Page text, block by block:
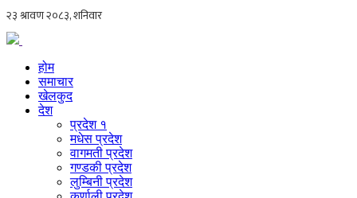
होम
समाचार
खेलकुद
देश
प्रदेश १
मधेस प्रदेश
वागमती प्रदेश
गण्डकी प्रदेश
लुम्बिनी प्रदेश